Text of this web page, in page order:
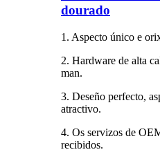
dourado
1. Aspecto único e
2. Hardware de alta
man.
3. Deseño perfecto,
atractivo.
4. Os servizos de
recibidos.